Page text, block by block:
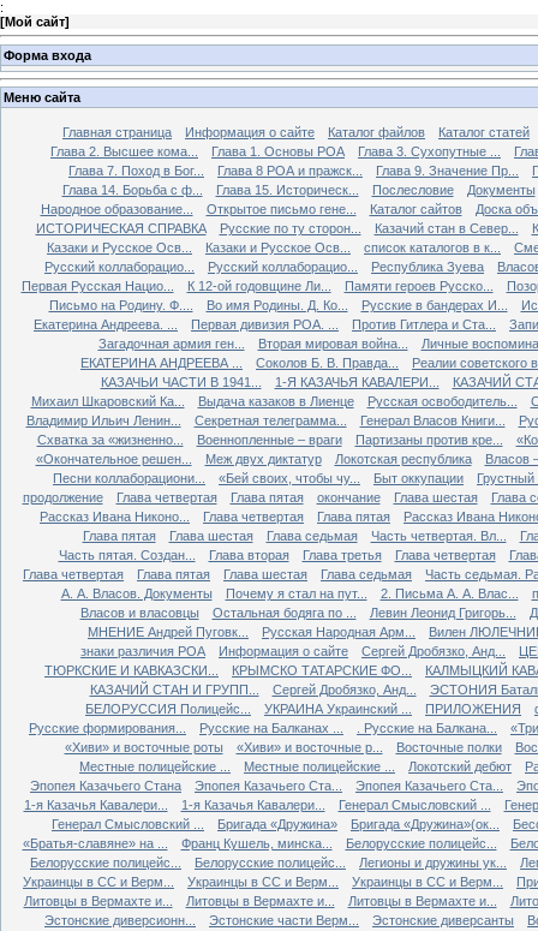
:
[Мой сайт]
Форма входа
Меню сайта
Главная страница Информация о сайте Каталог файлов
Каталог статей
Глава 2. Высшее кома...
Глава 1. Основы РОА Глава 3. Сухопутные ...
Глава 7. Поход в Бог...
Глава 8 РОА и пражск... Глава 9. Значение Пр...
Глава 14. Борьба с ф...
Глава 15. Историческ... Послесловие
Документы
Народное образование...
Открытое письмо гене... Каталог сайтов
Доска
ИСТОРИЧЕСКАЯ СПРАВКА
Русские по ту сторон... Казачий стан в Север...
Казаки и Русское Осв...
Казаки и Русское Осв... список каталогов в к...
Русский коллаборацио...
Русский коллаборацио... Республика Зуева
Первая Русская Нацио...
К 12-ой годовщине Ли... Памяти героев Русско...
Письмо на Родину. Ф....
Во имя Родины. Д. Ко... Русские в бандерах И...
Екатерина Андреева. ...
Первая дивизия РОА. ... Против Гитлера и Ста...
Загадочная армия ген...
Вторая мировая война...
Личные
ЕКАТЕРИНА АНДРЕЕВА ...
Соколов Б. В. Правда...
Реалии советского
КАЗАЧЬИ ЧАСТИ В 1941...
1-Я КАЗАЧЬЯ КАВАЛЕРИ...
КАЗАЧИЙ
Михаил Шкаровский Ка...
Выдача казаков в Лиенце Русская освободитель...
Владимир Ильич Ленин...
Секретная телеграмма... Генерал Власов Книги...
Схватка за «жизненно...
Военнопленные – враги Партизаны против кре...
«Окончательное решен...
Меж двух диктатур Локотская республика
Власов
Песни коллаборациони...
«Бей своих, чтобы чу... Быт оккупации
Грустный
продолжение
Глава четвертая Глава пятая окончание Глава шестая
Глава
Рассказ Ивана Никоно...
Глава четвертая Глава пятая
Рассказ Ивана
Глава пятая
Глава шестая Глава седьмая Часть четвертая. Вл...
Часть пятая. Создан...
Глава вторая Глава третья Глава четвертая
Глава четвертая
Глава пятая Глава шестая Глава седьмая
Часть седьмая.
А. А. Власов. Документы
Почему я стал на пут... 2. Письма А. А. Влас...
Власов и власовцы
Остальная бодяга по ... Левин Леонид Григорь...
МНЕНИЕ Андрей Пуговк...
Русская Народная Арм...
Вилен
знаки различия РОА
Информация о сайте Сергей Дробязко, Анд...
ТЮРКСКИЕ И КАВКАЗСКИ...
КРЫМСКО ТАТАРСКИЕ ФО...
КАЛМЫЦКИЙ
КАЗАЧИЙ СТАН И ГРУПП...
Сергей Дробязко, Анд...
ЭСТОНИЯ
БЕЛОРУССИЯ Полицейс...
УКРАИНА Украинский ... ПРИЛОЖЕНИЯ
Русские формирования...
Русские на Балканах ... . Русские на Балкана...
«Хиви» и восточные роты
«Хиви» и восточные р... Восточные полки
Местные полицейские ...
Местные полицейские ... Локотский дебют
Эпопея Казачьего Стана
Эпопея Казачьего Ста... Эпопея Казачьего Ста...
1-я Казачья Кавалери...
1-я Казачья Кавалери... Генерал Смысловский ...
Генерал Смысловский ...
Бригада «Дружина» Бригада «Дружина»(ок...
«Братья-славяне» на ...
Франц Кушель, минска... Белорусские полицейс...
Белорусские полицейс...
Белорусские полицейс... Легионы и дружины ук...
Украинцы в СС и Верм...
Украинцы в СС и Верм... Украинцы в СС и Верм...
Литовцы в Вермахте и...
Литовцы в Вермахте и... Литовцы в Вермахте и...
Эстонские диверсионн...
Эстонские части Верм... Эстонские диверсанты